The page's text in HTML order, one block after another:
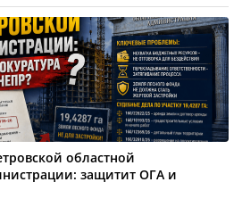
областной
защитит ОГА и